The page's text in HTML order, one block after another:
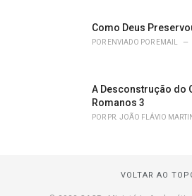
Como Deus
POR ENVIADO POR EMAIL
A Desconstrução do
Romanos 3
POR PR. JOÃO FLÁVIO
VOLTAR AO